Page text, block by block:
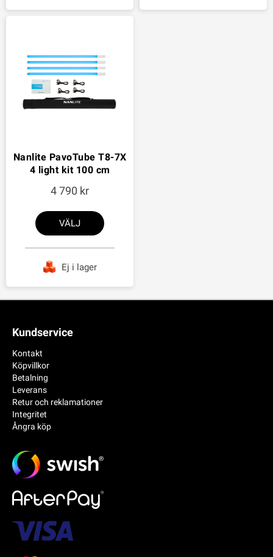
Nanlite PavoTube T8-7X
4 light kit 100 cm
4 790
VÄLJ
Ej i lager
Kundservice
Kontakt
Köpvillkor
Betalning
Leverans
Retur och reklamationer
Integritet
Ångra köp